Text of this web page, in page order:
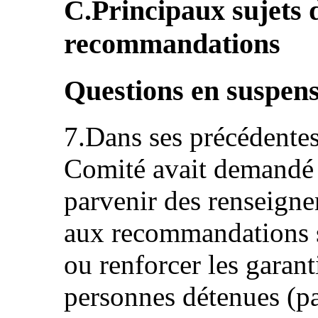
C.Principaux sujets
recommandations
Questions en
7.Dans ses
Comité avait
parvenir des
aux
ou renforcer les
personnes détenues